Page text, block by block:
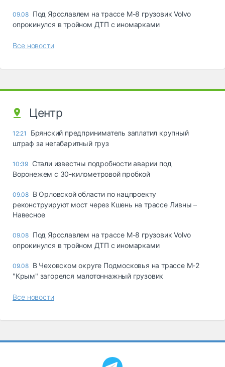
09.08 Под Ярославлем на трассе М-8 грузовик Volvo
опрокинулся в тройном ДТП с иномарками
Все новости
Центр
12:21
Брянский предприниматель заплатил крупный
штраф за негабаритный груз
10:39 Стали известны подробности аварии под
Воронежем с 30-километровой пробкой
09.08 В Орловской области по нацпроекту
реконструируют мост через Кшень на трассе Ливны –
Навесное
09.08 Под Ярославлем на трассе М-8 грузовик Volvo
опрокинулся в тройном ДТП с иномарками
09.08 В Чеховском округе Подмосковья на трассе М-2
"Крым" загорелся малотоннажный грузовик
Все новости